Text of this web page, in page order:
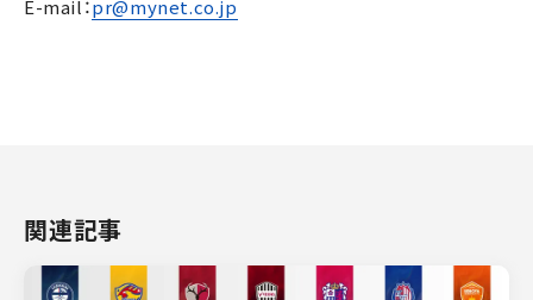
E-mail：pr@mynet.co.jp
関連記事